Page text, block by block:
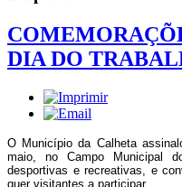
DIA DO
O Município da Calheta
maio, no Campo Municipal
desportivas e recreativas, e
quer visitantes a participar.